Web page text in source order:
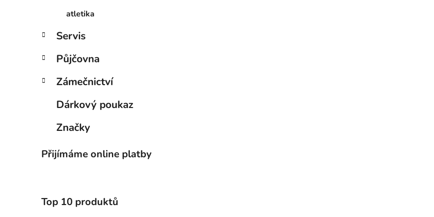
atletika
Servis
Půjčovna
Zámečnictví
Dárkový poukaz
Značky
Přijímáme online platby
Top 10 produktů